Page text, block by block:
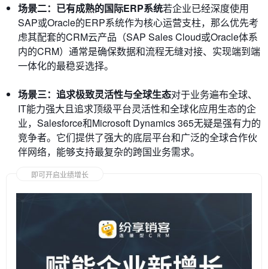
场景二：已有成熟的国际ERP系统若企业已经深度使用
SAP或Oracle的ERP系统作为核心运营支柱，那么优先考
虑其配套的CRM云产品（SAP Sales Cloud或Oracle体系
内的CRM）通常是确保数据和流程无缝对接、实现端到端
一体化的最稳妥选择。
场景三：追求极致灵活性与全球生态对于业务遍布全球、
IT能力强大且追求顶级平台灵活性和全球化应用生态的企
业，Salesforce和Microsoft Dynamics 365无疑是强有力的
竞争者。它们提供了强大的底层平台和广泛的全球合作伙
伴网络，能够支持最复杂的跨国业务需求。
即可开启业绩增长